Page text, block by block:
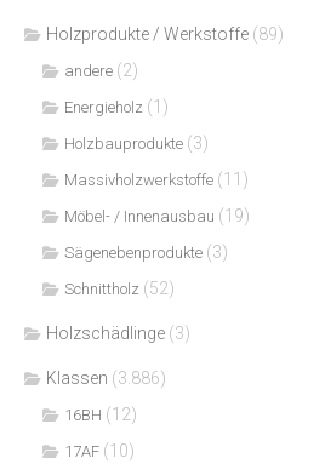
Holzprodukte / Werkstoffe (89)
andere (2)
Energieholz (1)
Holzbauprodukte (3)
Massivholzwerkstoffe (11)
Möbel- / Innenausbau (19)
Sägenebenprodukte (3)
Schnittholz (52)
Holzschädlinge (3)
Klassen (3.886)
16BH (12)
17AF (10)